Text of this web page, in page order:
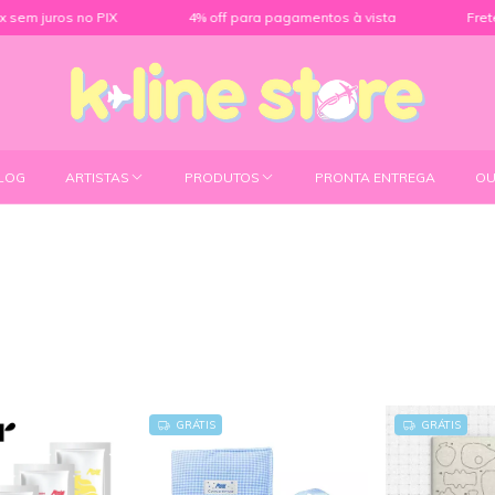
no PIX 4% off para pagamentos à vista Frete grátis
ARTISTAS PRODUTOS PRONTA ENTREGA
GRÁTIS GRÁTIS